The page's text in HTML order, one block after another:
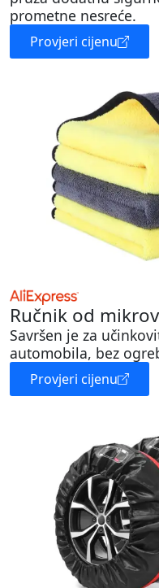
prometne nesreće.
Provjeri cijenu
Ručnik od
Savršen je za
automobila, bez
Provjeri cijenu